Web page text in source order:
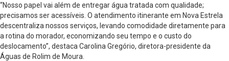
“Nosso papel vai além de entregar água tratada com qualidade;
precisamos ser acessíveis. O atendimento itinerante em Nova Estrela
descentraliza nossos serviços, levando comodidade diretamente para
a rotina do morador, economizando seu tempo e o custo do
deslocamento”, destaca Carolina Gregório, diretora-presidente da
Águas de Rolim de Moura.